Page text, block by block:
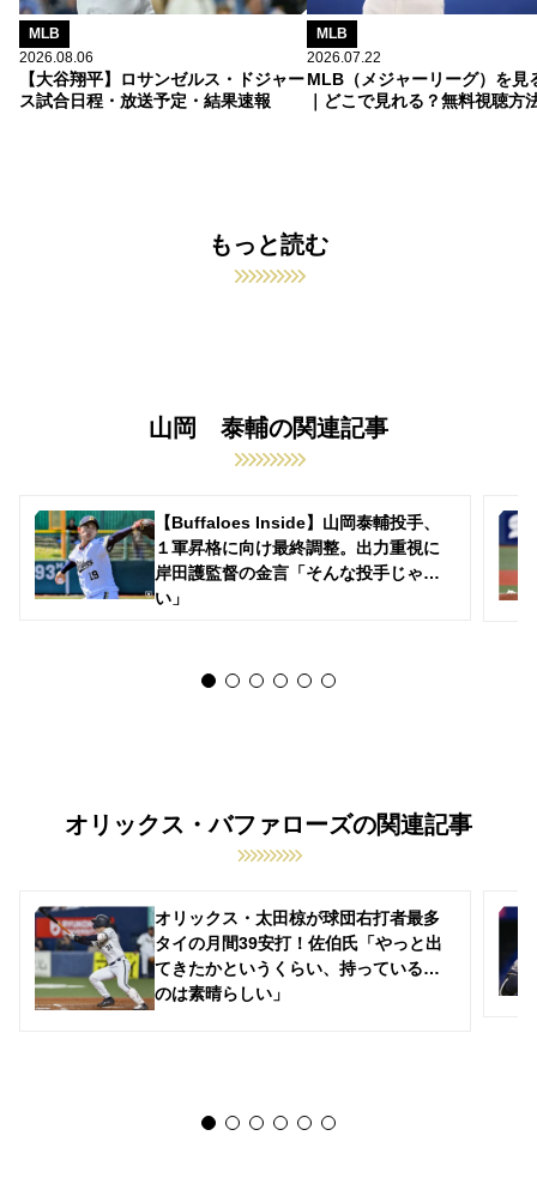
MLB
2026.08.06
【大谷翔平】ロサンゼルス・ドジャー
ス試合日程・放送予定・結果速報
MLB
2026.07.22
MLB（メジャーリーグ）を見
｜どこで見れる？無料視聴方
もっと読む
山岡 泰輔の関連記事
【Buffaloes Inside】山岡泰輔投手、
１軍昇格に向け最終調整。出力重視に
岸田護監督の金言「そんな投手じゃな
い」
オリックス・バファローズの関連記事
オリックス・太田椋が球団右打者最多
タイの月間39安打！佐伯氏「やっと出
てきたかというくらい、持っているも
のは素晴らしい」